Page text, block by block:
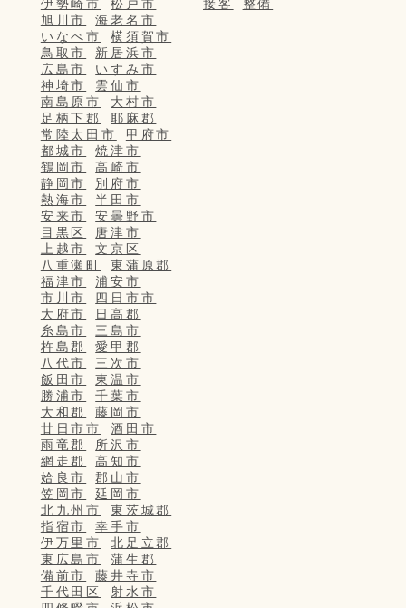
伊勢崎市
松戸市
旭川市
海老名市
いなべ市
横須賀市
鳥取市
新居浜市
広島市
いすみ市
神埼市
雲仙市
南島原市
大村市
足柄下郡
耶麻郡
常陸太田市
甲府市
都城市
焼津市
鶴岡市
高崎市
静岡市
別府市
熱海市
半田市
安来市
安曇野市
目黒区
唐津市
上越市
文京区
八重瀬町
東蒲原郡
福津市
浦安市
市川市
四日市市
大府市
日高郡
糸島市
三島市
杵島郡
愛甲郡
八代市
三次市
飯田市
東温市
勝浦市
千葉市
大和郡
藤岡市
廿日市市
酒田市
雨竜郡
所沢市
網走郡
高知市
姶良市
郡山市
笠岡市
延岡市
北九州市
東茨城郡
指宿市
幸手市
伊万里市
北足立郡
東広島市
蒲生郡
備前市
藤井寺市
千代田区
射水市
接客 整備